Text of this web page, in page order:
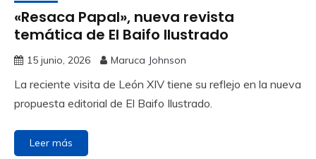
«Resaca Papal», nueva revista
temática de El Baifo Ilustrado
15 junio, 2026 Maruca Johnson
La reciente visita de León XIV tiene su reflejo en la nueva
propuesta editorial de El Baifo Ilustrado.
Leer más